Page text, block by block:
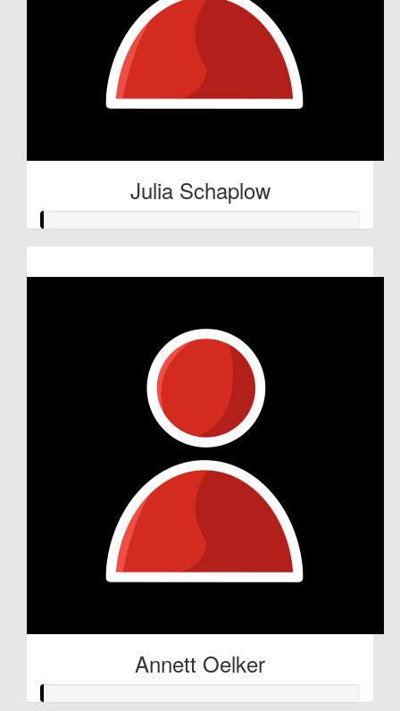
Julia Schaplow
Annett Oelker